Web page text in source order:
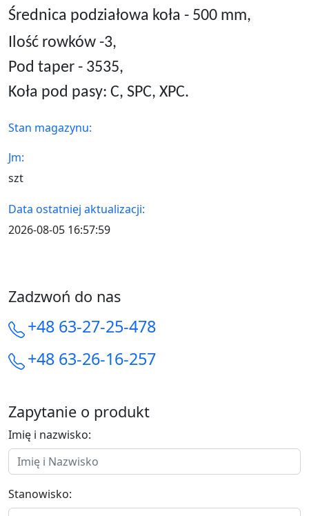
Średnica podziałowa koła - 500 mm,
Ilość rowków -3,
Pod taper - 3535,
Koła pod pasy: C, SPC, XPC.
Stan magazynu:
Jm:
szt
Data ostatniej aktualizacji:
2026-08-05 16:57:59
Zadzwoń do nas
+48 63-27-25-478
+48 63-26-16-257
Zapytanie o produkt
Imię i nazwisko:
Stanowisko: